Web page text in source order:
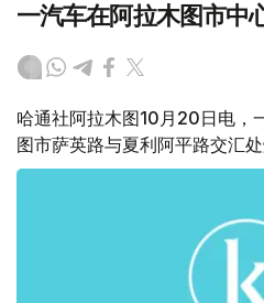
一汽车在阿拉木图市中
哈通社阿拉木图10月20日电，
图市萨英路与夏利阿平路交汇处